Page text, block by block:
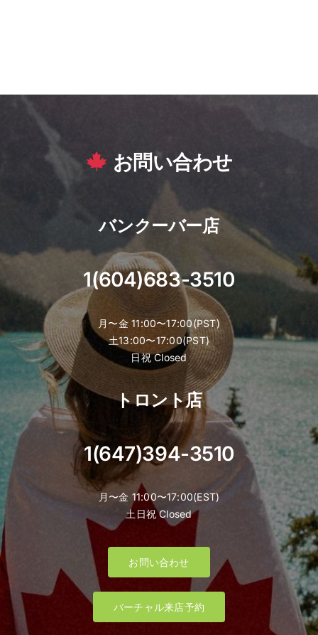
お問い合わせ
バンクーバー店
1(604)683-3510
月〜金 11:00〜17:00(PST)
土13:00〜17:00(PST)
日祝 Closed
トロント店
1(647)394-3510
月〜金 11:00〜17:00(EST)
土日祝 Closed
お問い合わせ
バーチャル来店予約